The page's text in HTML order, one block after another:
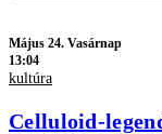
Május 24. Vasárnap
13:04
kultúra
Celluloid-